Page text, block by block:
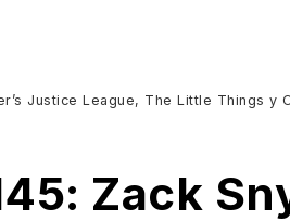
Justice League, The Little Things y
Zack